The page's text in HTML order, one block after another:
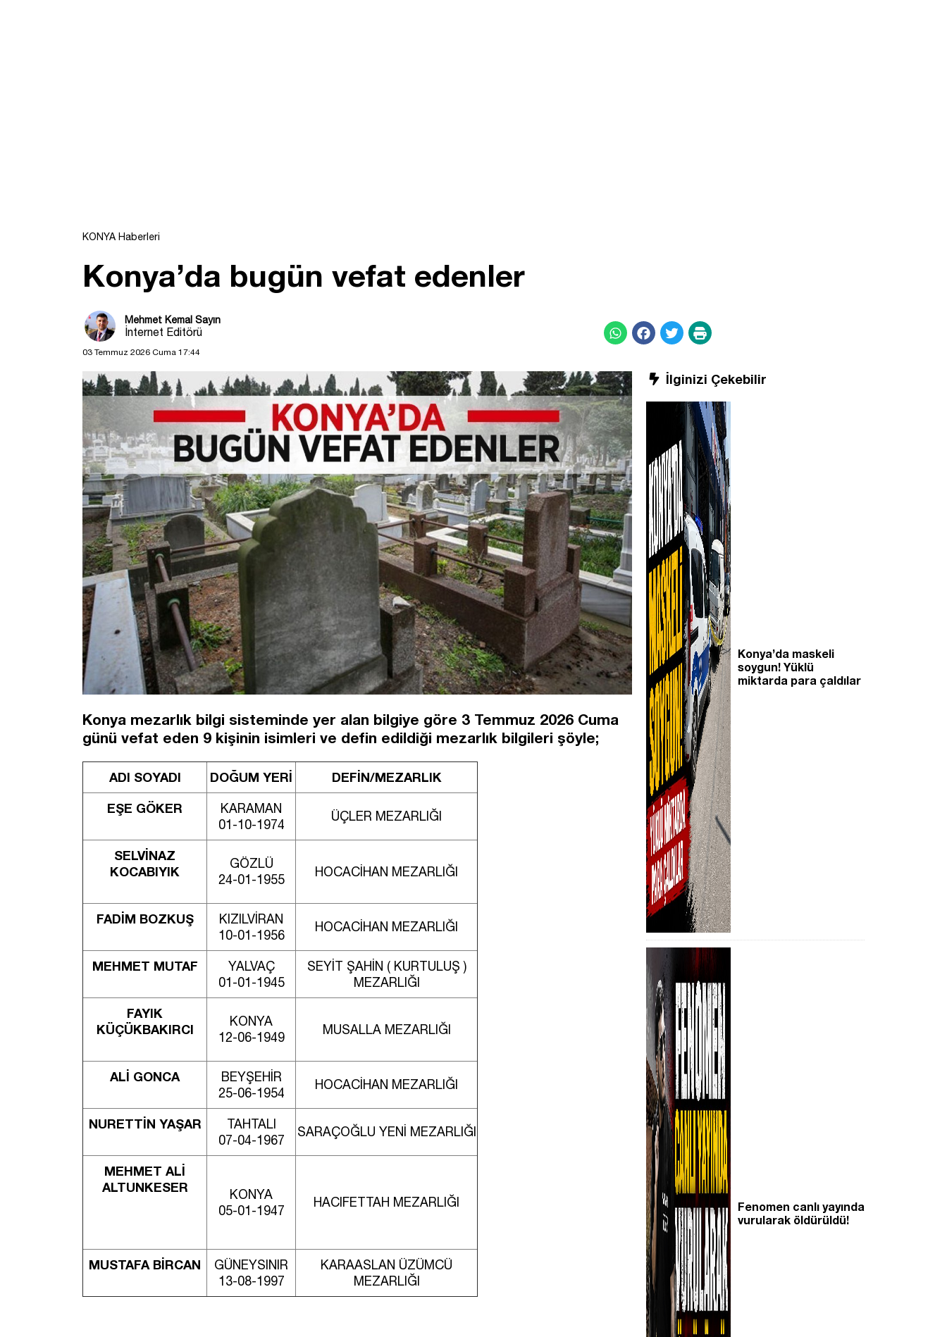
KONYA Haberleri
Konya’da bugün vefat edenler
Mehmet Kemal Sayın
İnternet Editörü
03 Temmuz 2026 Cuma 17:44
Konya mezarlık bilgi sisteminde yer alan bilgiye göre 3 Temmuz 2026 Cuma
günü vefat eden 9 kişinin isimleri ve defin edildiği mezarlık bilgileri şöyle;
ADI SOYADI DOĞUM YERİ
DEFİN/MEZARLIK
EŞE GÖKER
KARAMAN
01-10-1974
ÜÇLER MEZARLIĞI
SELVİNAZ
KOCABIYIK
GÖZLÜ
24-01-1955
HOCACİHAN MEZARLIĞI
FADİM BOZKUŞ
KIZILVİRAN
10-01-1956
HOCACİHAN MEZARLIĞI
MEHMET MUTAF
YALVAÇ
01-01-1945
SEYİT ŞAHİN ( KURTULUŞ )
MEZARLIĞI
FAYIK
KÜÇÜKBAKIRCI
KONYA
12-06-1949
MUSALLA MEZARLIĞI
ALİ GONCA
BEYŞEHİR
25-06-1954
HOCACİHAN MEZARLIĞI
NURETTİN YAŞAR
TAHTALI
07-04-1967
SARAÇOĞLU YENİ MEZARLIĞI
MEHMET ALİ
ALTUNKESER
KONYA
05-01-1947
HACIFETTAH MEZARLIĞI
MUSTAFA BİRCAN
GÜNEYSINIR
13-08-1997
KARAASLAN ÜZÜMCÜ
MEZARLIĞI
İlginizi Çekebilir
Konya’da maskeli
soygun! Yüklü
miktarda para çaldılar
Fenomen canlı yayında
vurularak öldürüldü!